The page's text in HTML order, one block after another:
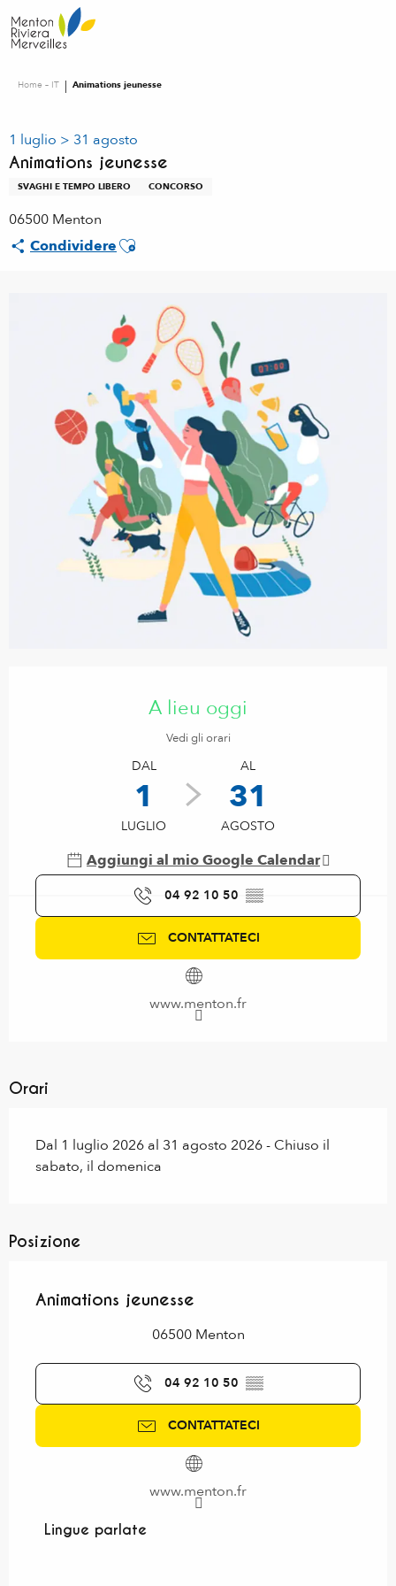
au
contenu
Home – IT Animations jeunesse
1 luglio > 31 agosto
Animations jeunesse
SVAGHI E TEMPO LIBERO CONCORSO
06500 Menton
CondividereAjouter aux favoris
A lieu oggi
Vedi gli orari
DAL
1
LUGLIO
AL
31
AGOSTO
Aggiungi al mio Google Calendar
04 92 10 50 ▒▒
CONTATTATECI
www.menton.fr
Orari
Dal 1 luglio 2026 al 31 agosto 2026 - Chiuso il
sabato, il domenica
Posizione
Animations jeunesse
06500 Menton
04 92 10 50 ▒▒
CONTATTATECI
www.menton.fr
Lingue parlate
Lingue parlate